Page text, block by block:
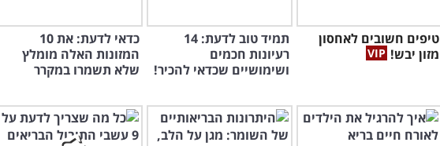
טיפים חשובים לאחסון
מזון יבש!
תמיד טוב לדעת: 14
רעיונות חכמים
ושימושיים שכדאי להכיר!
כדאי לדעת: את 10
המזונות האלה מומלץ
שלא תשמרו במקרר